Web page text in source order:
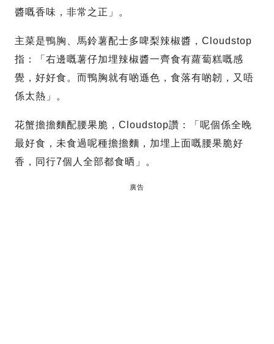
醬嘅香味，非常之正」。
主菜是鴨胸、馬鈴薯配士多啤梨辣椒醬，Cloudstop
指：「右邊嘅薯仔加埋辣椒醬一齊食有蘿蔔糕嘅感
覺，好好食。而鴨胸就有啲遜色，食落有啲韌，又唔
係太熱」。
花蟹擔擔麵配腰果脆，Cloudstop讚：「呢個係全晚
最好食，未食過呢種擔擔麵，加埋上面嘅腰果脆好
香，同行7個人全部都食晒」。
廣告